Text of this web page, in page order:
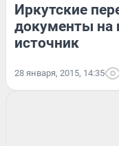
Иркутские
документы на
источник
28 января, 2015, 14:35